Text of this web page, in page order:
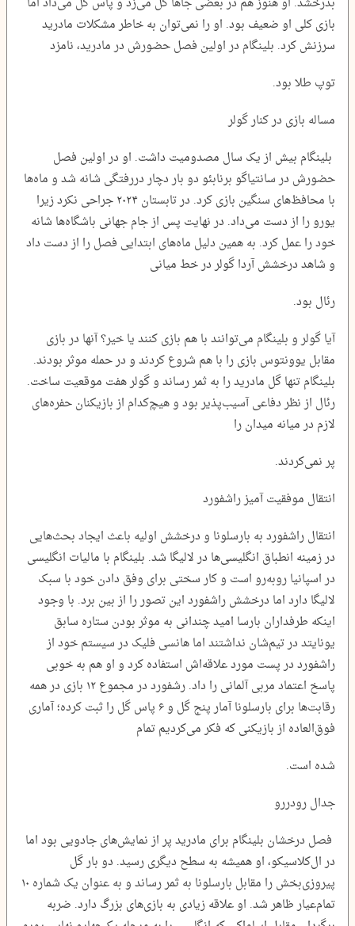
بازی کلی او ضعیف بود. او را نمی‌توان به خاطر مشکلات مادرید
سرزنش کرد. بلینگام در اولین فصل حضورش در مادرید، نامزد
توپ طلا بود.
مساله بازی در کنار گولر
بلینگام بیش از یک سال مصدومیت داشت. او در اولین فصل
حضورش در سانتیاگو برنابئو دو بار دچار دررفتگی شانه شد و ماه‌ها
با محافظ‌های سنگین بازی کرد. در تابستان ۲۰۲۴ جراحی نکرد زیرا
یورو را از دست می‌داد. در نهایت پس از جام جهانی باشگاه‌ها شانه
خود را عمل کرد. به همین دلیل ماه‌های ابتدایی فصل را از دست داد
و شاهد درخشش آردا گولر در خط میانی
رئال بود.
آیا گولر و بلینگام می‌توانند با هم بازی کنند یا خیر؟ آنها در بازی
مقابل یوونتوس بازی را با هم شروع کردند و در حمله موثر بودند.
بلینگام تنها گل مادرید را به ثمر رساند و گولر هفت موقعیت ساخت.
رئال از نظر دفاعی آسیب‌پذیر بود و هیچ‌کدام از بازیکنان حفره‌های
لازم در میانه میدان را
پر نمی‌کردند.
انتقال موفقیت آمیز راشفورد
انتقال راشفورد به بارسلونا و درخشش اولیه باعث ایجاد بحث‌هایی
در زمینه انطباق انگلیسی‌ها در لالیگا شد. بلینگام با مالیات انگلیسی
در اسپانیا روبه‌رو است و کار سختی برای وفق دادن خود با سبک
لالیگا دارد اما درخشش راشفورد این تصور را از بین برد. با وجود
اینکه طرفداران بارسا امید چندانی به موثر بودن ستاره سابق
یونایتد در تیم‌شان نداشتند اما هانسی فلیک در سیستم خود از
راشفورد در پست مورد علاقه‌اش استفاده کرد و او هم به خوبی
پاسخ اعتماد مربی آلمانی را داد. رشفورد در مجموع ۱۲ بازی در همه
رقابت‌ها برای بارسلونا آمار پنج گل و ۶ پاس گل را ثبت کرده؛ آماری
فوق‌العاده از بازیکنی که فکر می‌کردیم تمام
شده است.
جدال رودررو
فصل درخشان بلینگام برای مادرید پر از نمایش‌های جادویی بود اما
در ال‌کلاسیکو، او همیشه به سطح دیگری رسید. دو بار گل
پیروزی‌بخش را مقابل بارسلونا به ثمر رساند و به عنوان یک شماره ۱۰
تمام‌عیار ظاهر شد. او علاقه زیادی به بازی‌های بزرگ دارد. ضربه